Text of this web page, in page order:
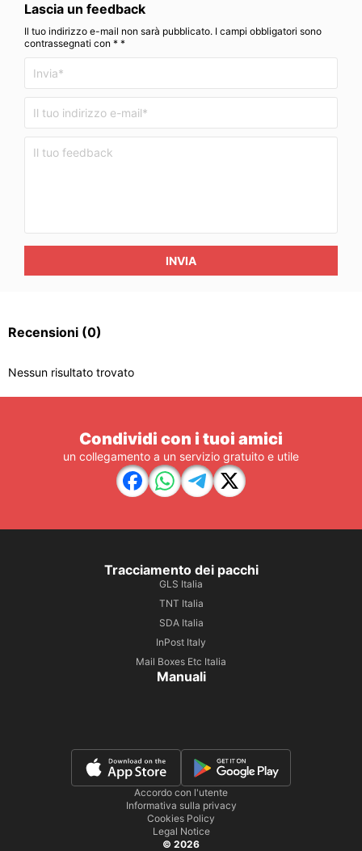
Lascia un feedback
Il tuo indirizzo e-mail non sarà pubblicato. I campi obbligatori sono
contrassegnati con * *
INVIA
Recensioni (0)
Nessun risultato trovato
Condividi con i tuoi amici
un collegamento a un servizio gratuito e utile
Tracciamento dei pacchi
GLS Italia
TNT Italia
SDA Italia
InPost Italy
Mail Boxes Etc Italia
Manuali
Accordo con l'utente
Informativa sulla privacy
Cookies Policy
Legal Notice
© 2026